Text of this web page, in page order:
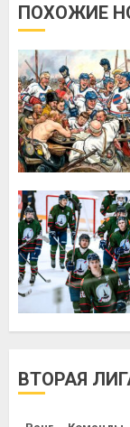
ПОХОЖИЕ
ВТОРАЯ